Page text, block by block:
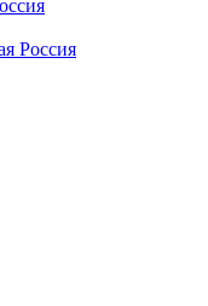
Россия